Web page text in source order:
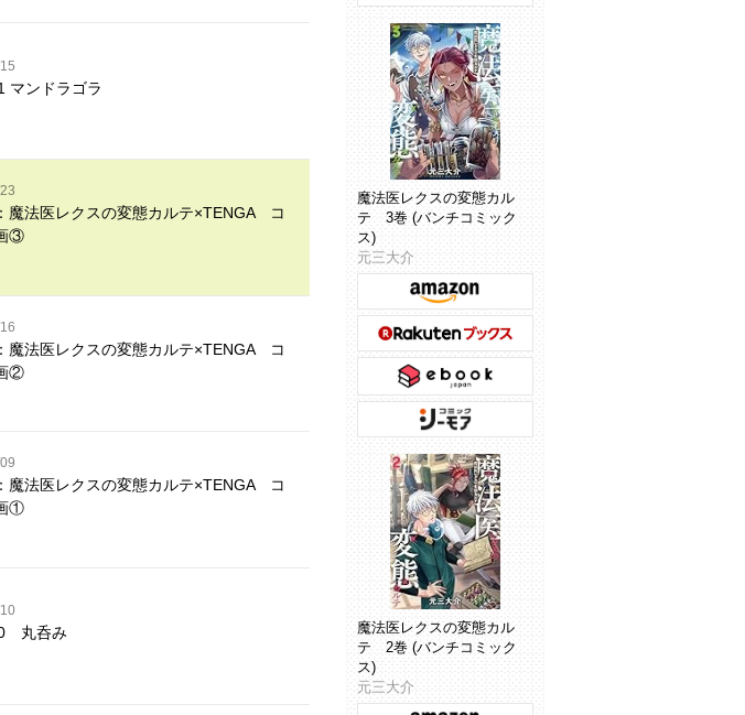
マンドラゴラ
魔法医レクスの変態カルテ×TENGA コ
③
魔法医レクスの変態カルテ×TENGA コ
②
魔法医レクスの変態カルテ×TENGA コ
①
丸呑み
魔法医レクスの変態カル
テ 3巻 (バンチコミック
ス)
元三大介
魔法医レクスの変態カル
テ 2巻 (バンチコミック
ス)
元三大介